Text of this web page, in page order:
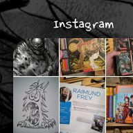
Instagram